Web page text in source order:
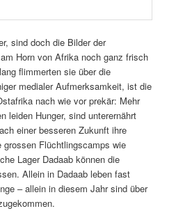
sind doch die Bilder der
Horn von Afrika noch ganz frisch
flimmerten sie über die
medialer Aufmerksamkeit, ist die
nach wie vor prekär: Mehr
leiden Hunger, sind unterernährt
einer besseren Zukunft ihre
grossen Flüchtlingscamps wie
Lager Dadaab können die
Allein in Dadaab leben fast
– allein in diesem Jahr sind über